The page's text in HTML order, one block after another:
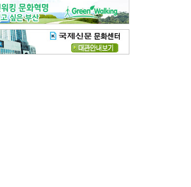
혼해요-[전체보기]
혼해요- 김홍윤·정세빈 커플